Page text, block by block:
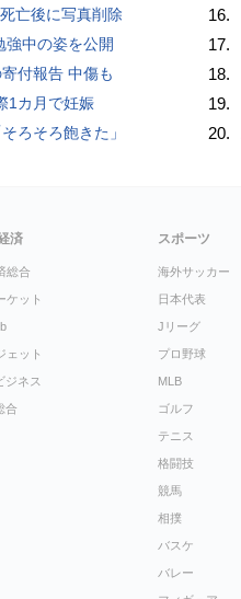
亡後に写真削除
強中の姿を公開
付報告 中傷も
1カ月で妊娠
ろそろ飽きた」
16.
17.
18.
19.
20.
済
総合
ケット
ェット
ジネス
合
スポーツ
海外サッカー
日本代表
Jリーグ
プロ野球
MLB
ゴルフ
テニス
格闘技
競馬
相撲
バスケ
バレー